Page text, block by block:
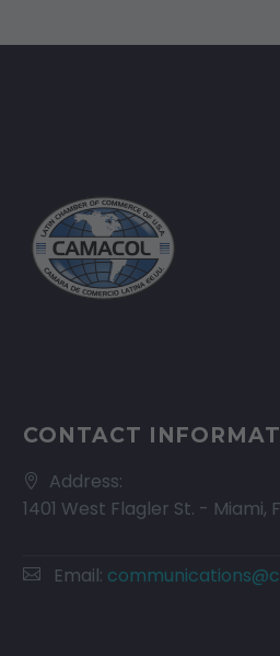
anything in an appearance of
CONTACT
Address:
1401 West Flagler St. - Miami,
Email: